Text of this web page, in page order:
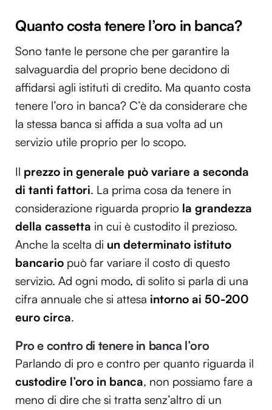
Quanto costa tenere l’oro in banca?
Sono tante le persone che per garantire la
salvaguardia del proprio bene decidono di
affidarsi agli istituti di credito. Ma quanto costa
tenere l’oro in banca? C’è da considerare che
la stessa banca si affida a sua volta ad un
servizio utile proprio per lo scopo.
Il prezzo in generale può variare a seconda
di tanti fattori. La prima cosa da tenere in
considerazione riguarda proprio la grandezza
della cassetta in cui è custodito il prezioso.
Anche la scelta di un determinato istituto
bancario può far variare il costo di questo
servizio. Ad ogni modo, di solito si parla di una
cifra annuale che si attesa intorno ai 50-200
euro circa.
Pro e contro di tenere in banca l’oro
Parlando di pro e contro per quanto riguarda il
custodire l’oro in banca, non possiamo fare a
meno di dire che si tratta senz’altro di un